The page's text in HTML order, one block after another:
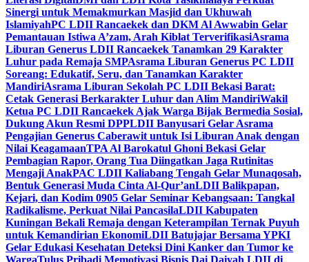
Sinergi untuk Memakmurkan Masjid dan Ukhuwah
IslamiyahPC LDII Rancaekek dan DKM Al Awwabin Gelar
Pemantauan Istiwa A’zam, Arah Kiblat TerverifikasiAsrama
Liburan Generus LDII Rancaekek Tanamkan 29 Karakter
Luhur pada Remaja SMPAsrama Liburan Generus PC LDII
Soreang: Edukatif, Seru, dan Tanamkan Karakter
MandiriAsrama Liburan Sekolah PC LDII Bekasi Barat:
Cetak Generasi Berkarakter Luhur dan Alim MandiriWakil
Ketua PC LDII Rancaekek Ajak Warga Bijak Bermedia Sosial,
Dukung Akun Resmi DPPLDII Banyusari Gelar Asrama
Pengajian Generus Caberawit untuk Isi Liburan Anak dengan
Nilai KeagamaanTPA Al Barokatul Ghoni Bekasi Gelar
Pembagian Rapor, Orang Tua Diingatkan Jaga Rutinitas
Mengaji AnakPAC LDII Kaliabang Tengah Gelar Munaqosah,
Bentuk Generasi Muda Cinta Al-Qur’anLDII Balikpapan,
Kejari, dan Kodim 0905 Gelar Seminar Kebangsaan: Tangkal
Radikalisme, Perkuat Nilai PancasilaLDII Kabupaten
Kuningan Bekali Remaja dengan Keterampilan Ternak Puyuh
untuk Kemandirian EkonomiLDII Batujajar Bersama YPKI
Gelar Edukasi Kesehatan Deteksi Dini Kanker dan Tumor ke